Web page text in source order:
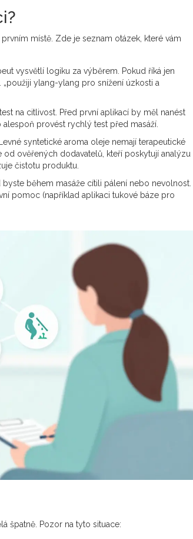
místě. Zde je seznam otázek, které vám
vysvětlí logiku za výběrem. Pokud říká jen
„použiji ylang-ylang pro snížení úzkosti a
na citlivost. Před první aplikací by měl nanést
provést rychlý test před masáží.
syntetické aroma oleje nemají terapeutické
ověřených dodavatelů, kteří poskytují analýzu
čistotu produktu.
během masáže cítili pálení nebo nevolnost.
pomoc (například aplikaci tukové báze pro
špatně. Pozor na tyto situace: